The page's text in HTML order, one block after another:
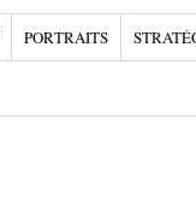
PORTRAITS